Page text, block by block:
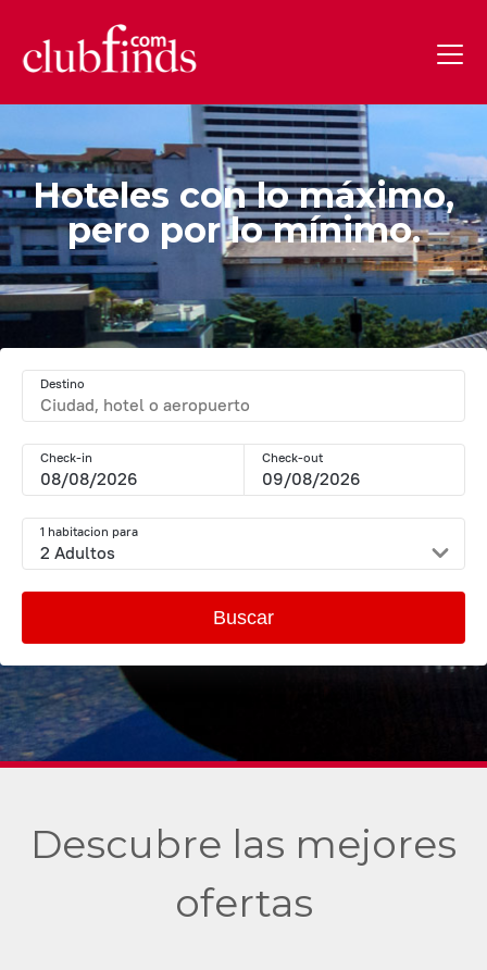
Hoteles con lo máximo,
pero por lo mínimo.
Destino
Check-in Check-out
2 Adultos
1 habitacion para
Buscar
Descubre las mejores
ofertas